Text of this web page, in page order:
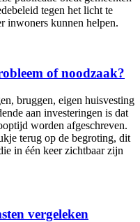
tegen het licht te
inwoners kunnen helpen.
of noodzaak?
bruggen, eigen huisvesting
aan investeringen is dat
worden afgeschreven.
terug op de begroting, dit
in één keer zichtbaar zijn
vergeleken